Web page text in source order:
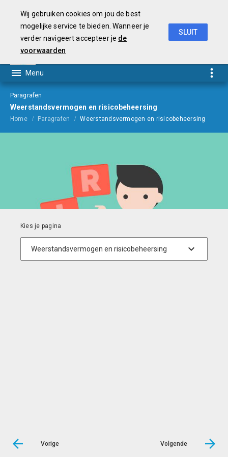
Paragrafen
Weerstandsvermogen en risicobeheersing
Home Paragrafen Weerstandsvermogen en risicobeheersing
Vorige Volgende
Wij gebruiken cookies om jou de best
mogelijke service te bieden. Wanneer je
verder navigeert accepteer je de
voorwaarden
SLUIT